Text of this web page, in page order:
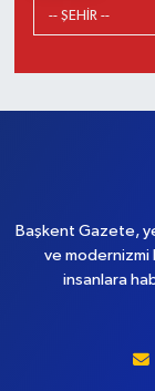
Başkent Gazete,
ve modernizmi
insanlara